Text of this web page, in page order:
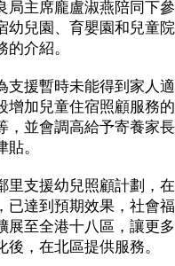
主席龐盧淑燕陪同下參
幼兒園、育嬰園和兒童
介紹。
援暫時未能得到家人適
增加兒童住宿照顧服務
，並會調高給予寄養家
。
支援幼兒照顧計劃，在
已達到預期效果，社會
展至全港十八區，讓更
後，在北區提供服務。